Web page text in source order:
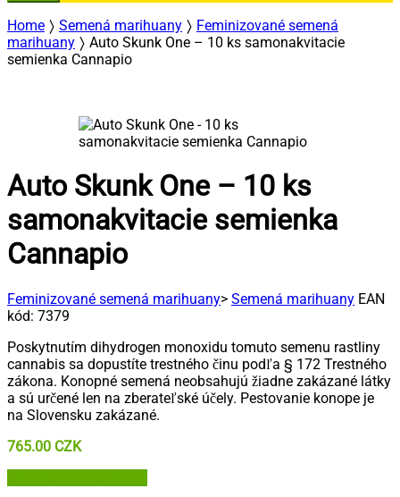
Home Semená marihuany
Feminizované semená
marihuany
Auto Skunk One – 10 ks samonakvitacie
semienka Cannapio
Auto Skunk One – 10 ks
samonakvitacie semienka
Cannapio
Feminizované semená marihuany> Semená marihuany EAN
kód: 7379
Poskytnutím dihydrogen monoxidu tomuto semenu rastliny
cannabis sa dopustíte trestného činu podľa § 172 Trestného
zákona. Konopné semená neobsahujú žiadne zakázané látky
a sú určené len na zberateľské účely. Pestovanie konope je
na Slovensku zakázané.
765.00 CZK